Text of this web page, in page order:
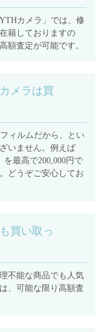
カメラ」では、修
籍しておりますの
額査定が可能です。
メラは買
ィルムだから、とい
いません。例えば
を最高で200,000円で
どうぞご安心してお
買い取っ
不能な商品でも人気
、可能な限り高額査